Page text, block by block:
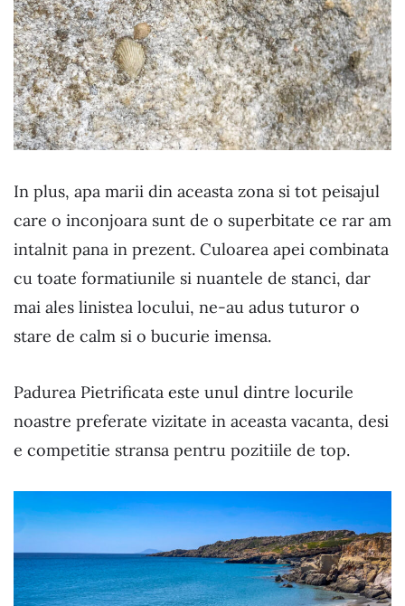
In plus, apa marii din aceasta zona si tot peisajul
care o inconjoara sunt de o superbitate ce rar am
intalnit pana in prezent. Culoarea apei combinata
cu toate formatiunile si nuantele de stanci, dar
mai ales linistea locului, ne-au adus tuturor o
stare de calm si o bucurie imensa.
Padurea Pietrificata este unul dintre locurile
noastre preferate vizitate in aceasta vacanta, desi
e competitie stransa pentru pozitiile de top.